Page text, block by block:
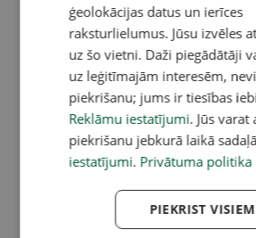
ģeolokācijas datus un ierīces
raksturlielumus. Jūsu izvēles
uz šo vietni. Daži piegādātāji
uz leģitīmajām interesēm,
piekrišanu; jums ir tiesības
Reklāmu iestatījumi. Jūs varat
piekrišanu jebkurā laikā sadaļā
iestatījumi. Privātuma politika
PIEKRIST VISIEM